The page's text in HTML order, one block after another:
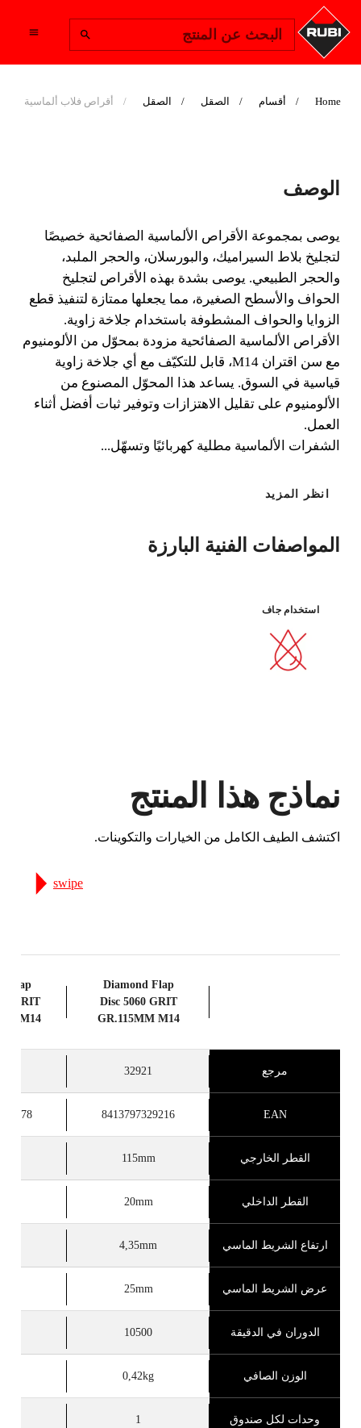
البحث عن المنتج
Home أقسام الصقل الصقل أقراص فلاب ألماسية
أقراص فلاب ألماسية
لتجليخ بلاط السيراميك، والبورسلان، والحجر الملبد،
والحجر الطبيعي.
مادة:
البورسلان
سريع
تشطيب ذو
جودة
متانة إضافية
الوصف
يوصى بمجموعة الأقراص الألماسية الصفائحية خصيصًا
لتجليخ بلاط السيراميك، والبورسلان، والحجر الملبد،
والحجر الطبيعي. يوصى بشدة بهذه الأقراص لتجليخ
الحواف والأسطح الصغيرة، مما يجعلها ممتازة لتنفيذ قطع
الزوايا والحواف المشطوفة باستخدام جلاخة زاوية.
الأقراص الألماسية الصفائحية مزودة بمحوّل من الألومنيوم
مع سن اقتران M14، قابل للتكيّف مع أي جلاخة زاوية
قياسية في السوق. يساعد هذا المحوّل المصنوع من
الألومنيوم على تقليل الاهتزازات وتوفير ثبات أفضل أثناء
العمل.
الشفرات الألماسية مطلية كهربائيًا وتسهّل...
انظر المزيد
المواصفات الفنية البارزة
استخدام جاف
نماذج هذا المنتج
اكتشف الطيف الكامل من الخيارات والتكوينات.
swipe
Diamond Flap
Disc 5060 GRIT
GR.115MM M14
Flap
GRIT
M14
مرجع 32921
EAN
8413797329216
القطر الخارجي 115mm
القطر الداخلي 20mm
ارتفاع الشريط الماسي 4,35mm
عرض الشريط الماسي 25mm
الدوران في الدقيقة 10500
الوزن الصافي 0,42kg
وحدات لكل صندوق 1